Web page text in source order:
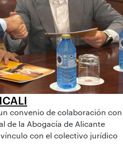
convenio de colaboración con
de la Abogacía de Alicante
con el colectivo jurídico